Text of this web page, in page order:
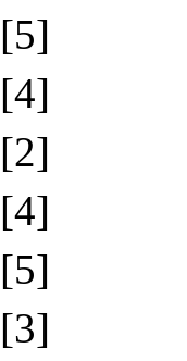
[5]
[4]
[2]
[4]
[5]
[3]